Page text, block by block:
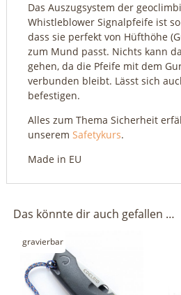
Das Auszugsystem der
Whistleblower Signalpfeife ist
dass sie perfekt von Hüfthöhe
zum Mund passt. Nichts kann
gehen, da die Pfeife mit dem
verbunden bleibt. Lässt sich
befestigen.
Alles zum Thema Sicherheit
unserem Safetykurs.
Made in EU
Das könnte dir auch gefallen …
gravierbar